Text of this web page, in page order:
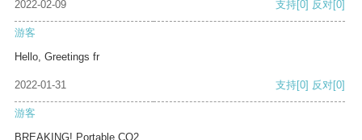
2022-02-09 支持[0] 反对[0]
游客
Hello, Greetings fr
2022-01-31 支持[0] 反对[0]
游客
BREAKING! Portable CO2